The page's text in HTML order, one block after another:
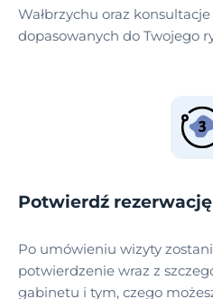
Wałbrzychu oraz
dopasowanych do Twojego
Potwierdź rezerwację
Po umówieniu wizyty
potwierdzenie wraz z
gabinetu i tym, czego